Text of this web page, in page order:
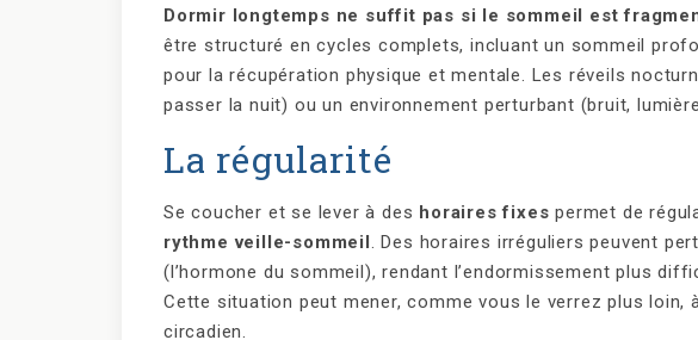
Dormir longtemps ne suffit pas si le sommeil est
être structuré en cycles complets, incluant un sommeil
pour la récupération physique et mentale. Les réveils
passer la nuit) ou un environnement perturbant (bruit,
La régularité
Se coucher et se lever à des horaires fixes permet de
rythme veille-sommeil. Des horaires irréguliers peuvent
(l’hormone du sommeil), rendant l’endormissement plus
Cette situation peut mener, comme vous le verrez plus loin,
circadien.